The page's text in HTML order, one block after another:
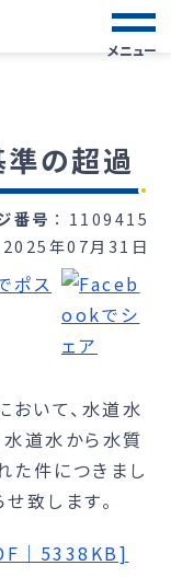
メニュー
の超過
番号
1109415
2025年07月31日
いて、水道水
水道水から水質
た件につきまし
致します。
｜5338KB]